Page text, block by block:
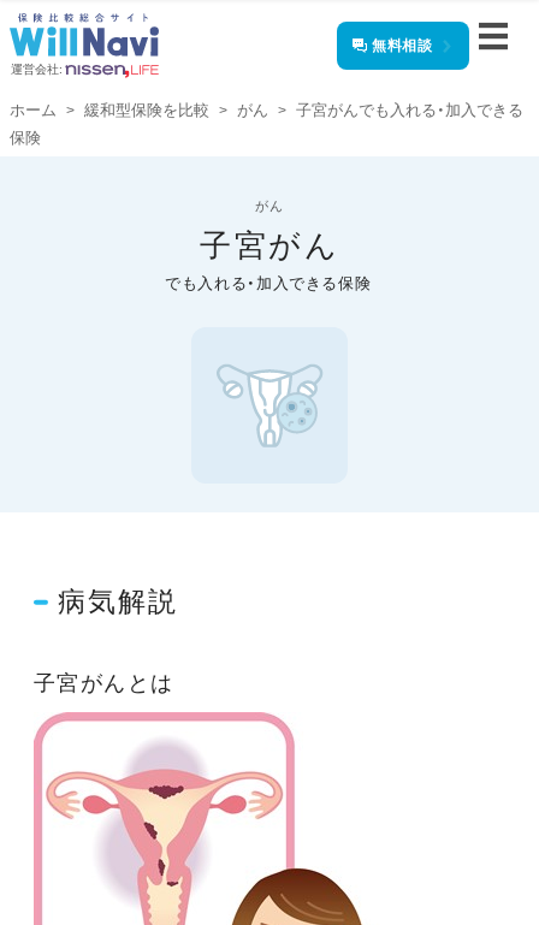
運営会社:
無料相談
ホーム 緩和型保険を比較 がん
子宮がんでも入れる・加入できる
保険
がん
子宮がん
でも入れる・加入できる保険
病気解説
子宮がんとは